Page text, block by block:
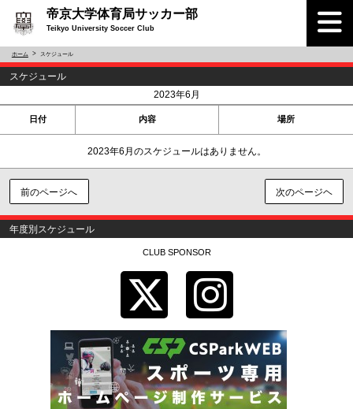
帝京大学体育局サッカー部
Teikyo University Soccer Club
ホーム スケジュール
スケジュール
2023年6月
日付 内容 場所
2023年6月のスケジュールはありません。
前のページへ 次のページヘ
年度別スケジュール
CLUB SPONSOR